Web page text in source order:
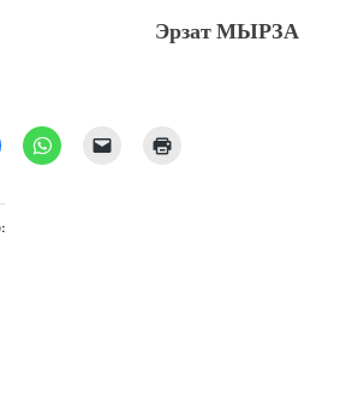
Эрзат МЫРЗА
Нажмите,
чтобы
Послать
ссылку